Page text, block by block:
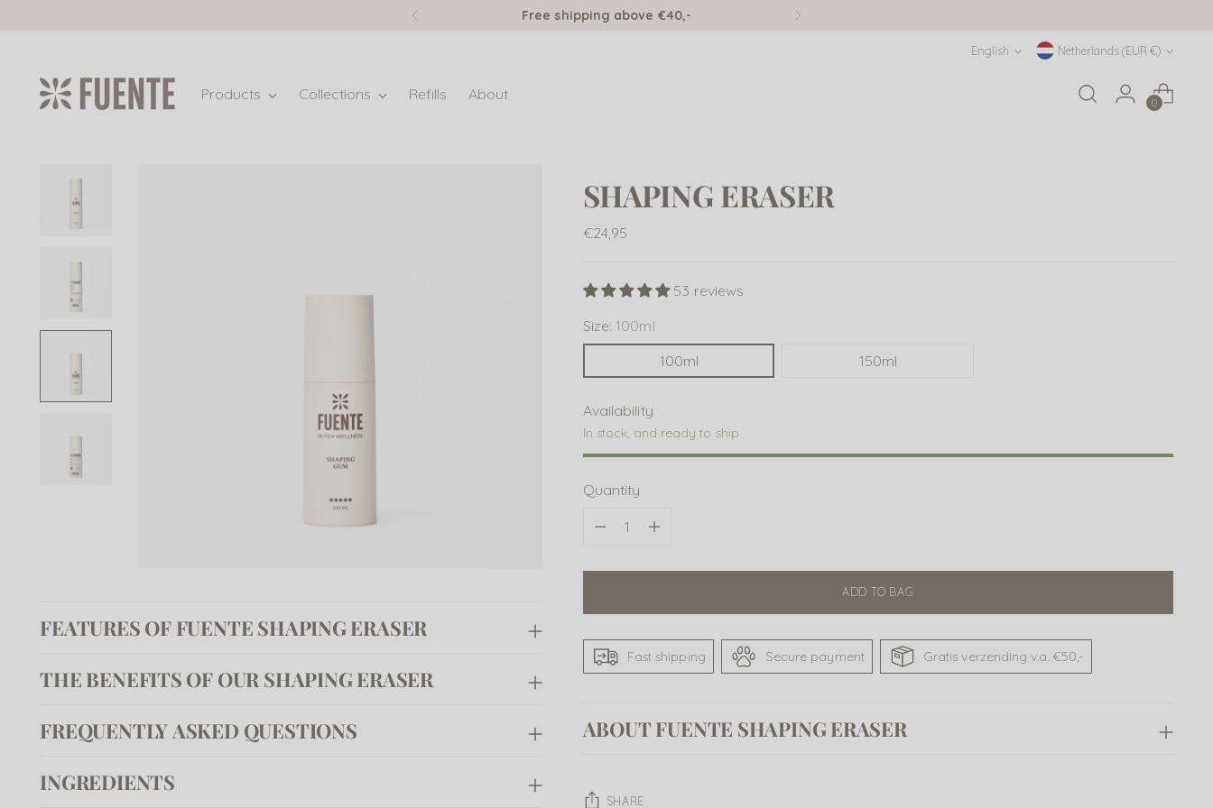
Free shipping above €40,-
English
Netherlands (EUR €)
Products Collections Refills About 0
FEATURES OF FUENTE SHAPING ERASER
THE BENEFITS OF OUR SHAPING ERASER
FREQUENTLY ASKED QUESTIONS
INGREDIENTS
SHAPING ERASER
Regular
€24,95
53 reviews
Size: 100ml
100ml
150ml
Availability
In stock, and ready to ship
Quantity
Quantity
ADD TO BAG
Fast shipping Secure payment Gratis verzending v.a. €50,-
ABOUT FUENTE SHAPING ERASER
SHARE